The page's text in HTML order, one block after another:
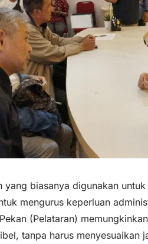
yang biasanya digunakan
mengurus keperluan
(Pelataran)
tanpa harus menyesuaikan